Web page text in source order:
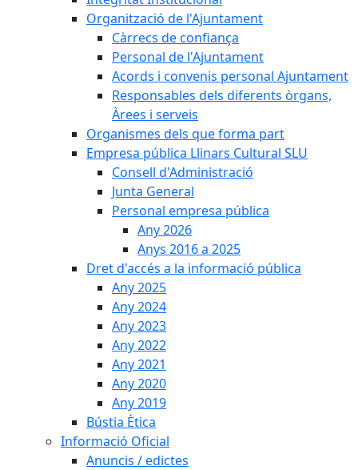
Organització de l'Ajuntament
Càrrecs de confiança
Personal de l'Ajuntament
Acords i convenis personal Ajuntament
Responsables dels diferents òrgans,
Àrees i serveis
Organismes dels que forma part
Empresa pública Llinars Cultural SLU
Consell d'Administració
Junta General
Personal empresa pública
Any 2026
Anys 2016 a 2025
Dret d'accés a la informació pública
Any 2025
Any 2024
Any 2023
Any 2022
Any 2021
Any 2020
Any 2019
Bústia Ètica
Informació Oficial
Anuncis / edictes